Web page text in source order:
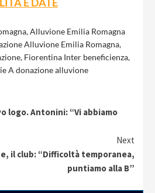
,Alluvione Emilia Romagna
Alluvione Emilia Romagna,
, Fiorentina Inter beneficienza,
A donazione alluvione
logo. Antonini: “Vi abbiamo
Next
il club: “Difficoltà temporanea,
puntiamo alla B”